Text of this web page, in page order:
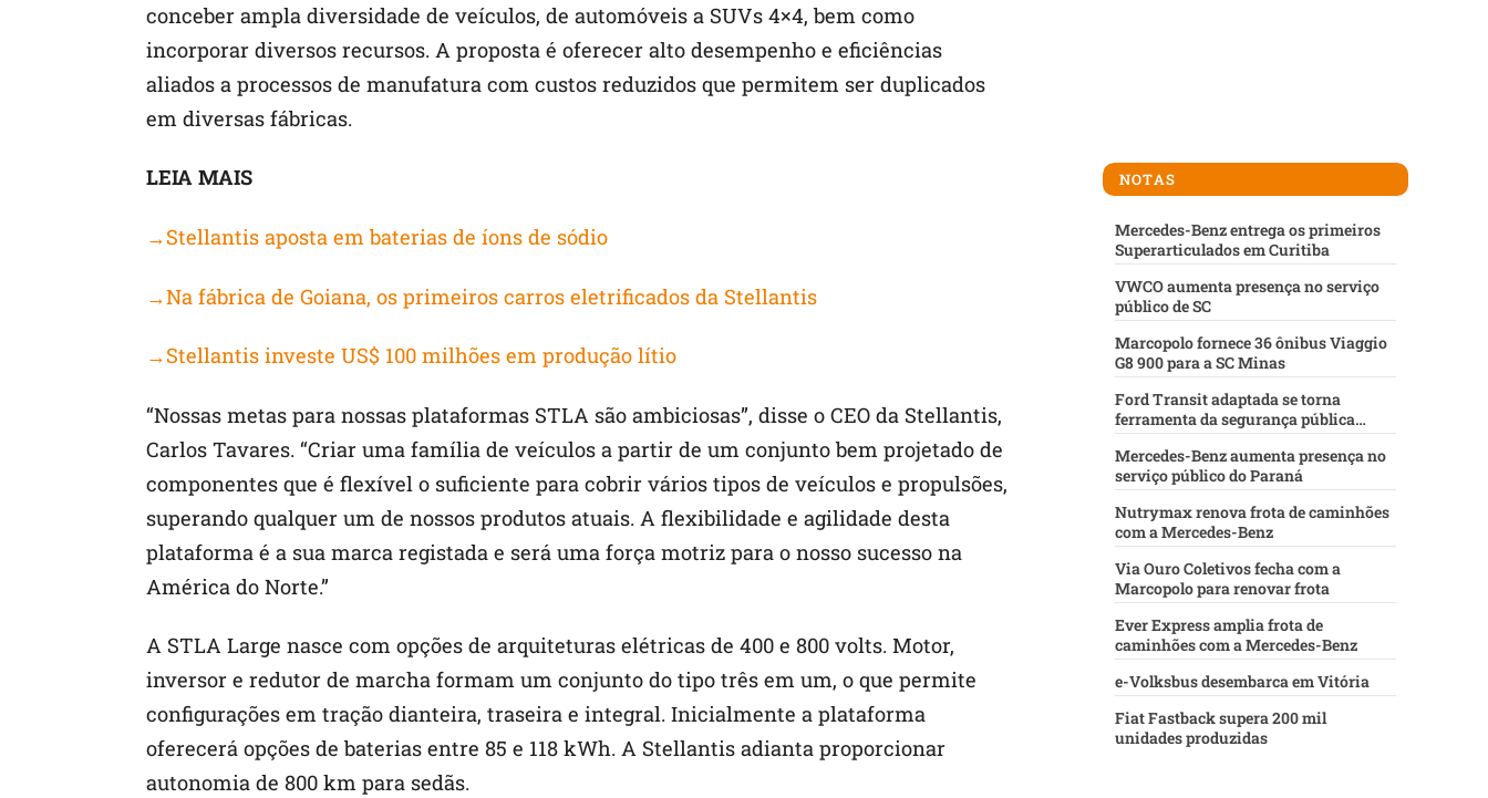
conceber ampla diversidade de veículos, de automóveis a SUVs 4×4, bem como
incorporar diversos recursos. A proposta é oferecer alto desempenho e eficiências
aliados a processos de manufatura com custos reduzidos que permitem ser duplicados
em diversas fábricas.
LEIA MAIS
→Stellantis aposta em baterias de íons de sódio
→Na fábrica de Goiana, os primeiros carros eletrificados da Stellantis
→Stellantis investe US$ 100 milhões em produção lítio
“Nossas metas para nossas plataformas STLA são ambiciosas”, disse o CEO da Stellantis,
Carlos Tavares. “Criar uma família de veículos a partir de um conjunto bem projetado de
componentes que é flexível o suficiente para cobrir vários tipos de veículos e propulsões,
superando qualquer um de nossos produtos atuais. A flexibilidade e agilidade desta
plataforma é a sua marca registada e será uma força motriz para o nosso sucesso na
América do Norte.”
A STLA Large nasce com opções de arquiteturas elétricas de 400 e 800 volts. Motor,
inversor e redutor de marcha formam um conjunto do tipo três em um, o que permite
configurações em tração dianteira, traseira e integral. Inicialmente a plataforma
oferecerá opções de baterias entre 85 e 118 kWh. A Stellantis adianta proporcionar
autonomia de 800 km para sedãs.
NOTAS
Mercedes-Benz entrega os primeiros
Superarticulados em Curitiba
VWCO aumenta presença no serviço
público de SC
Marcopolo fornece 36 ônibus Viaggio
G8 900 para a SC Minas
Ford Transit adaptada se torna
ferramenta da segurança pública
baiana
Mercedes-Benz aumenta presença no
serviço público do Paraná
Nutrymax renova frota de caminhões
com a Mercedes-Benz
Via Ouro Coletivos fecha com a
Marcopolo para renovar frota
Ever Express amplia frota de
caminhões com a Mercedes-Benz
e-Volksbus desembarca em Vitória
Fiat Fastback supera 200 mil
unidades produzidas